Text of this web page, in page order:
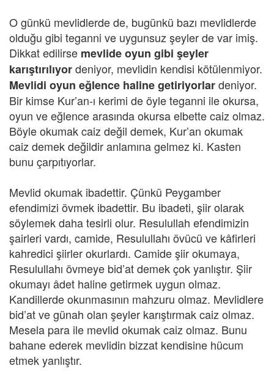
O günkü mevlidlerde de, bugünkü bazı mevlidlerde
olduğu gibi teganni ve uygunsuz şeyler de var imiş.
Dikkat edilirse mevlide oyun gibi şeyler
karıştırılıyordeniyor, mevlidin kendisi kötülenmiyor.
Mevlidi oyun eğlence haline getiriyorlardeniyor.
Bir kimse Kur’an-ı kerimi de öyle teganni ile okursa,
oyun ve eğlence arasında okursa elbette caiz olmaz.
Böyle okumak caiz değil demek, Kur’an okumak
caiz demek değildir anlamına gelmez ki. Kasten
bunu çarpıtıyorlar.
Mevlid okumak ibadettir. Çünkü Peygamber
efendimizi övmek ibadettir. Bu ibadeti, şiir olarak
söylemek daha tesirli olur. Resulullah efendimizin
şairleri vardı, camide, Resulullahı övücü ve kâfirleri
kahredici şiirler okurlardı. Camide şiir okumaya,
Resulullahı övmeye bid’at demek çok yanlıştır. Şiir
okumayı âdet haline getirmek uygun olmaz.
Kandillerde okunmasının mahzuru olmaz. Mevlidlere
bid’at ve günah olan şeyler karıştırmak caiz olmaz.
Mesela para ile mevlid okumak caiz olmaz. Bunu
bahane ederek mevlidin bizzat kendisine hücum
etmek yanlıştır.